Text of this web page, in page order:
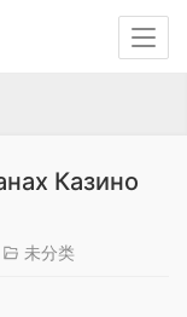
Казино
未分类